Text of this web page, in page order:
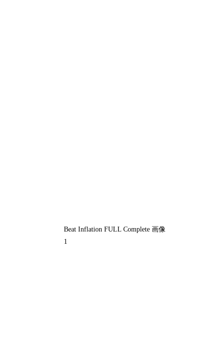
Beat Inflation FULL Complete 画像
1